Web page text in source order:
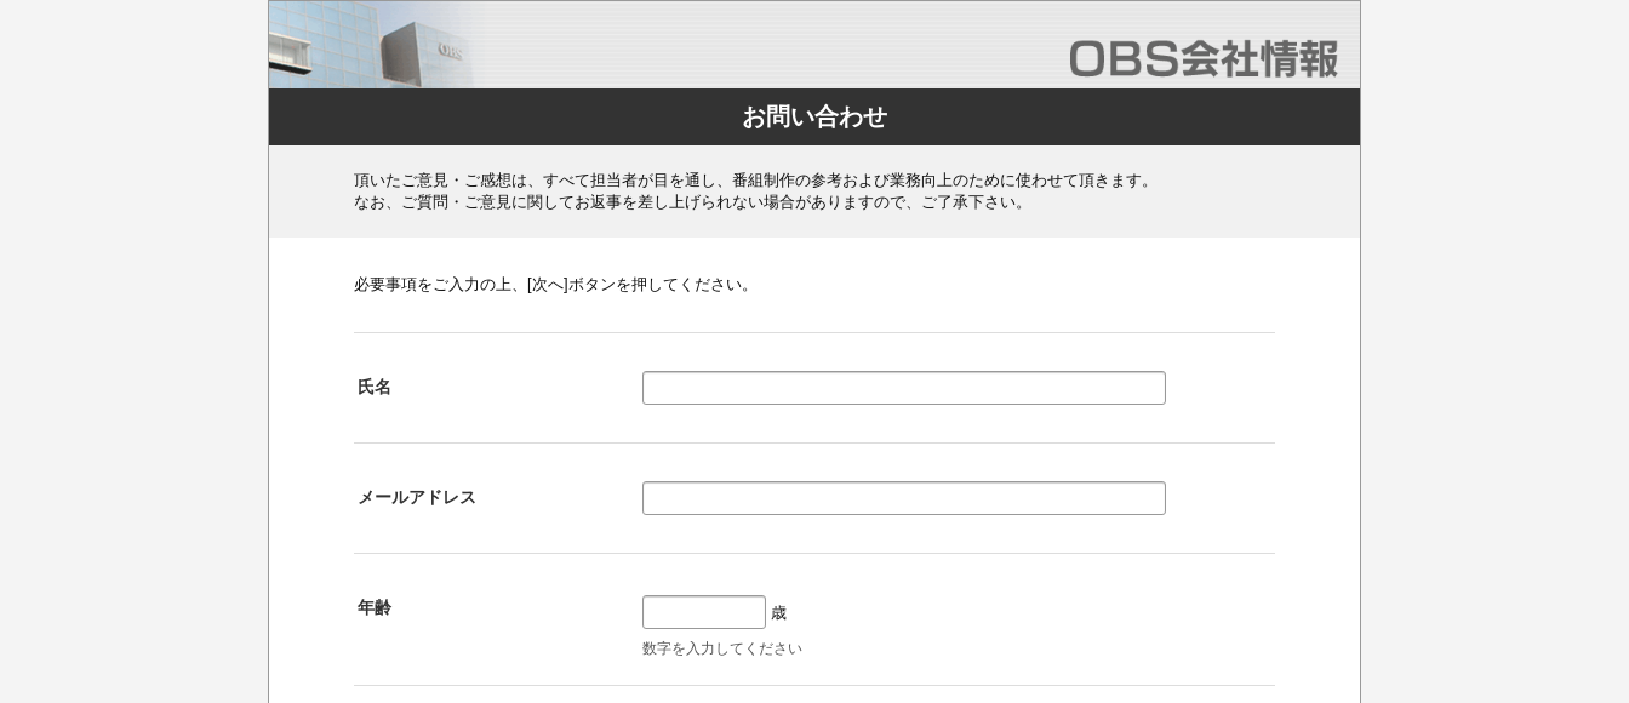
お問い合わせ
頂いたご意見・ご感想は、すべて担当者が目を通し、番組制作の参考および業務向上のために使わせて頂きます。
なお、ご質問・ご意見に関してお返事を差し上げられない場合がありますので、ご了承下さい。
必要事項をご入力の上、[次へ]ボタンを押してください。
氏名
メールアドレス
年齢 歳
数字を入力してください